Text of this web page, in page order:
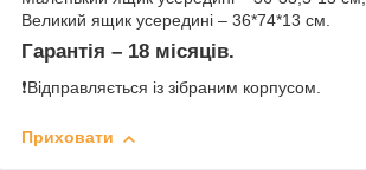
Великий ящик усередині – 36*74*13 см.
Гарантія – 18 місяців.
❗️Відправляється із зібраним корпусом.
Приховати